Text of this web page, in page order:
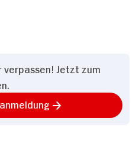
verpassen! Jetzt zum